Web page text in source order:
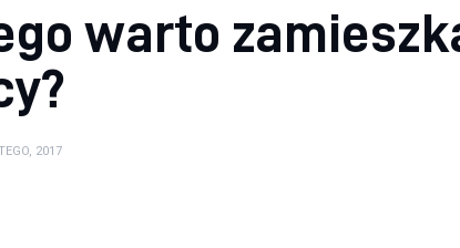
warto
2017